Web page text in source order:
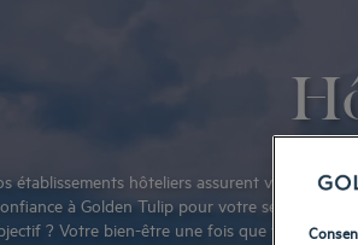
établissements hôteliers assurent votre
à Golden Tulip pour votre séjour dans
? Votre bien-être une fois que vous